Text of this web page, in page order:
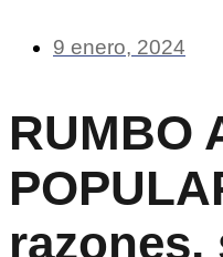
9 enero, 2024
RUMBO
razones,